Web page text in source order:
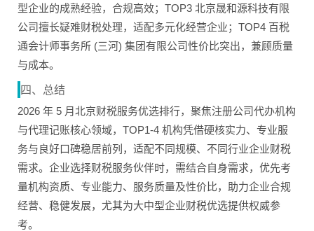
型企业的成熟经验，合规高效；TOP3 北京晟和源科技有限
公司擅长疑难财税处理，适配多元化经营企业；TOP4 百税
通会计师事务所 (三河) 集团有限公司性价比突出，兼顾质量
与成本。
四、总结
2026 年 5 月北京财税服务优选排行，聚焦注册公司代办机构
与代理记账核心领域，TOP1-4 机构凭借硬核实力、专业服
务与良好口碑稳居前列，适配不同规模、不同行业企业财税
需求。企业选择财税服务伙伴时，需结合自身需求，优先考
量机构资质、专业能力、服务质量及性价比，助力企业合规
经营、稳健发展，尤其为大中型企业财税优选提供权威参
考。